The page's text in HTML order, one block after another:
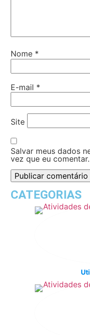
Nome *
E-mail *
Site
Salvar meus dados
vez que eu comentar.
CATEGORIAS